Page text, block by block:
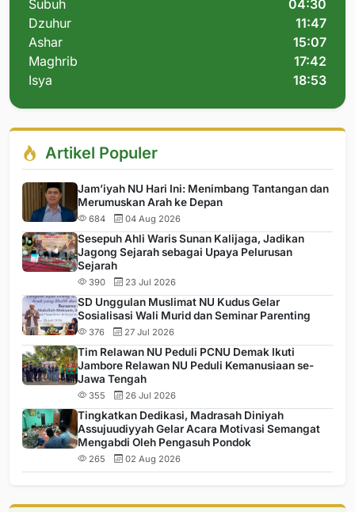
Subuh
04:30
Dzuhur
11:47
Ashar
15:07
Maghrib
17:42
Isya
18:53
Artikel Populer
Jam’iyah NU Hari Ini: Menimbang Tantangan dan
Merumuskan Arah ke Depan
684 04 Aug 2026
Sesepuh Ahli Waris Sunan Kalijaga, Jadikan
Jagong Sejarah sebagai Upaya Pelurusan
Sejarah
390 23 Jul 2026
SD Unggulan Muslimat NU Kudus Gelar
Sosialisasi Wali Murid dan Seminar Parenting
376 27 Jul 2026
Tim Relawan NU Peduli PCNU Demak Ikuti
Jambore Relawan NU Peduli Kemanusiaan se-
Jawa Tengah
355 26 Jul 2026
Tingkatkan Dedikasi, Madrasah Diniyah
Assujuudiyyah Gelar Acara Motivasi Semangat
Mengabdi Oleh Pengasuh Pondok
265 02 Aug 2026